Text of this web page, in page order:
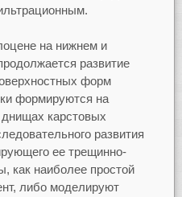
на нижнем и
развитие
форм
формируются на
карстовых
развития
ее трещинно-
как наиболее простой
либо моделируют